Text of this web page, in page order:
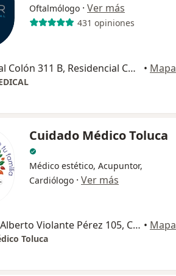
Oftalmólogo · Ver más
431 opiniones
P.º Cristóbal Colón 311 B, Residencial Colón, Toluca de Lerdo • Mapa
Cuidado Médico Toluca
Médico estético, Acupuntor,
Cardiólogo · Ver más
Calle Gral. Alberto Violante Pérez 105, Colonia del Parque, Toluca • Mapa
Toluca